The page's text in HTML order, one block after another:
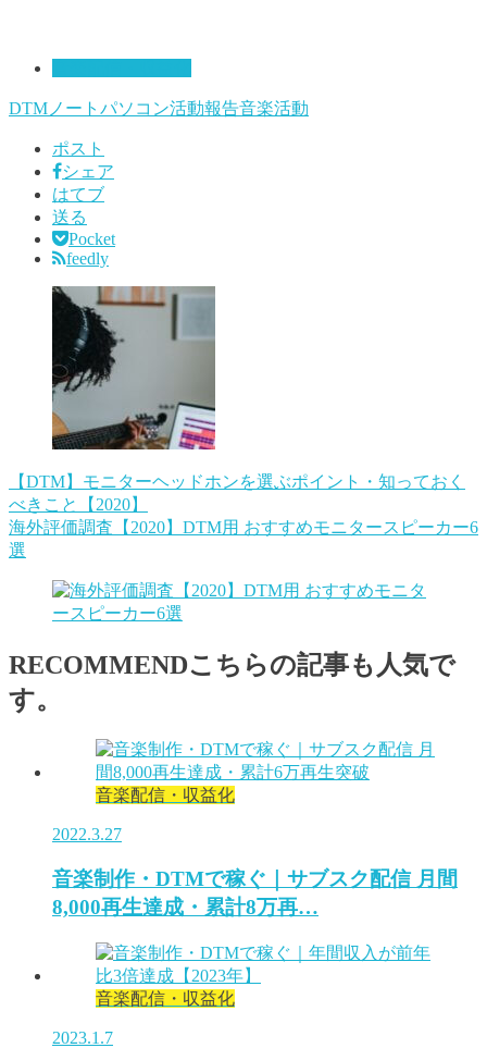
DTM ノートパソコン活動報告音楽活動
ポスト
シェア
はてブ
送る
Pocket
feedly
【DTM】モニターヘッドホンを選ぶポイント・知っておく
べきこと【2020】
海外評価調査【2020】DTM用 おすすめモニタースピーカー6
選
RECOMMENDこちらの記事も人気で
す。
音楽配信・収益化
2022.3.27
音楽制作・DTMで稼ぐ｜サブスク配信 月間
8,000再生達成・累計8万再…
音楽配信・収益化
2023.1.7